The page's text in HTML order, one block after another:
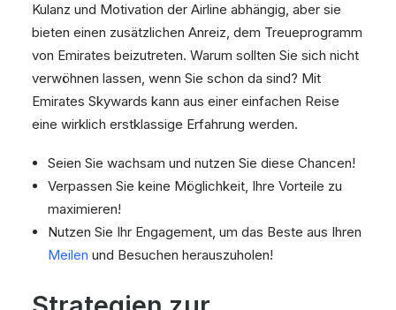
Kulanz und Motivation der Airline abhängig, aber sie
bieten einen zusätzlichen Anreiz, dem Treueprogramm
von Emirates beizutreten. Warum sollten Sie sich nicht
verwöhnen lassen, wenn Sie schon da sind? Mit
Emirates Skywards kann aus einer einfachen Reise
eine wirklich erstklassige Erfahrung werden.
Seien Sie wachsam und nutzen Sie diese Chancen!
Verpassen Sie keine Möglichkeit, Ihre Vorteile zu
maximieren!
Nutzen Sie Ihr Engagement, um das Beste aus Ihren
Meilen und Besuchen herauszuholen!